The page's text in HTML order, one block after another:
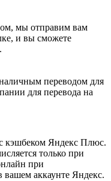
мы отправим вам
и вы сможете
переводом для
для перевода на
кэшбеком Яндекс Плюс.
только при
при
аккаунте Яндекс.